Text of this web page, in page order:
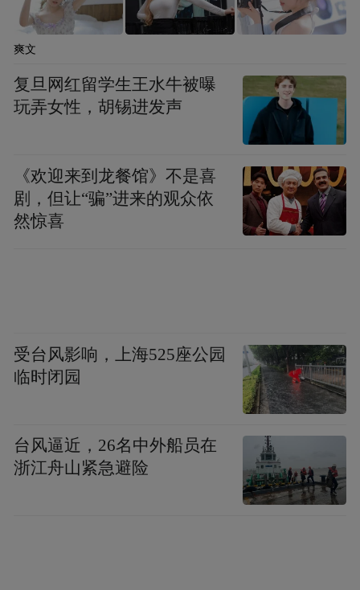
爽文
复旦网红留学生王水牛被曝
玩弄女性，胡锡进发声
《欢迎来到龙餐馆》不是喜
剧，但让“骗”进来的观众依
然惊喜
受台风影响，上海525座公园
临时闭园
台风逼近，26名中外船员在
浙江舟山紧急避险